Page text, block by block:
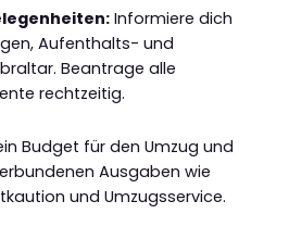
Informiere dich
Aufenthalts- und
Beantrage alle
rechtzeitig.
Budget für den Umzug und
Ausgaben wie
und Umzugsservice.